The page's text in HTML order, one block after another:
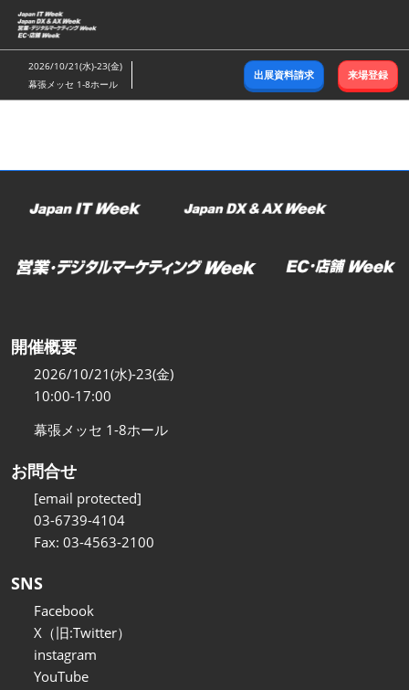
ス
キ
ッ
し
む
2026/10/21(水)-23(金)
幕張メッセ 1-8ホール
出展資料請求 来場登録
開催概要
2026/10/21(水)-23(金)
10:00-17:00
幕張メッセ 1-8ホール
お問合せ
[email protected]
03-6739-4104
Fax: 03-4563-2100
SNS
Facebook
X（旧:Twitter）
instagram
YouTube